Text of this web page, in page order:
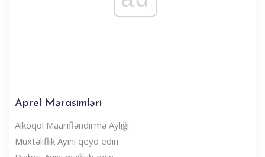
Aprel Mərasimləri
Alkoqol Maarifləndirmə Aylığı
Müxtəliflik Ayını qeyd edin